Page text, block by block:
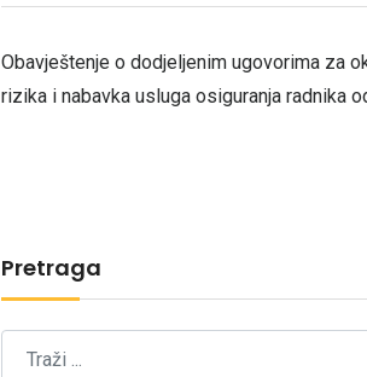
Obavještenje o dodjeljenim ugovorima za
rizika i nabavka usluga osiguranja radnika
Pretraga